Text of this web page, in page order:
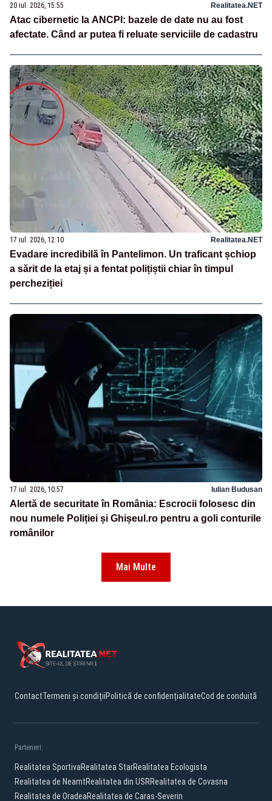
20 iul. 2026, 15:55 Realitatea.NET
Atac cibernetic la ANCPI: bazele de date nu au fost
afectate. Când ar putea fi reluate serviciile de cadastru
17 iul. 2026, 12:10 Realitatea.NET
Evadare incredibilă în Pantelimon. Un traficant șchiop
a sărit de la etaj și a fentat polițiștii chiar în timpul
percheziției
17 iul. 2026, 10:57 Iulian Budusan
Alertă de securitate în România: Escrocii folosesc din
nou numele Poliției și Ghișeul.ro pentru a goli conturile
românilor
Mai Multe
ContactTermeni și condițiiPolitică de confidențialitateCod de conduită
Parteneri:
Realitatea SportivaRealitatea StarRealitatea Ecologista
Realitatea de NeamtRealitatea din USRRealitatea de Covasna
Realitatea de OradeaRealitatea de Caras-Severin